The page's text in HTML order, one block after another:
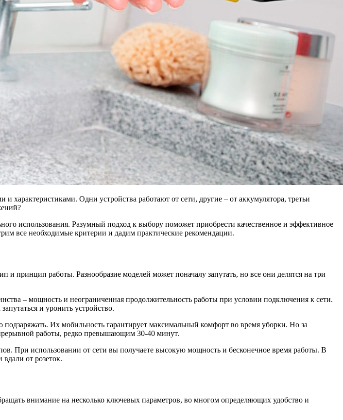
Одни устройства работают от сети, другие – от аккумулятора, третьи
использования. Разумный подход к выбору поможет приобрести качественное и эффективное
все необходимые критерии и дадим практические рекомендации.
и принцип работы. Разнообразие моделей может поначалу запутать, но все они делятся на три
– мощность и неограниченная продолжительность работы при условии подключения к сети.
и уронить устройство.
Их мобильность гарантирует максимальный комфорт во время уборки. Но за
работы, редко превышающим 30-40 минут.
При использовании от сети вы получаете высокую мощность и бесконечное время работы. В
вдали от розеток.
внимание на несколько ключевых параметров, во многом определяющих удобство и